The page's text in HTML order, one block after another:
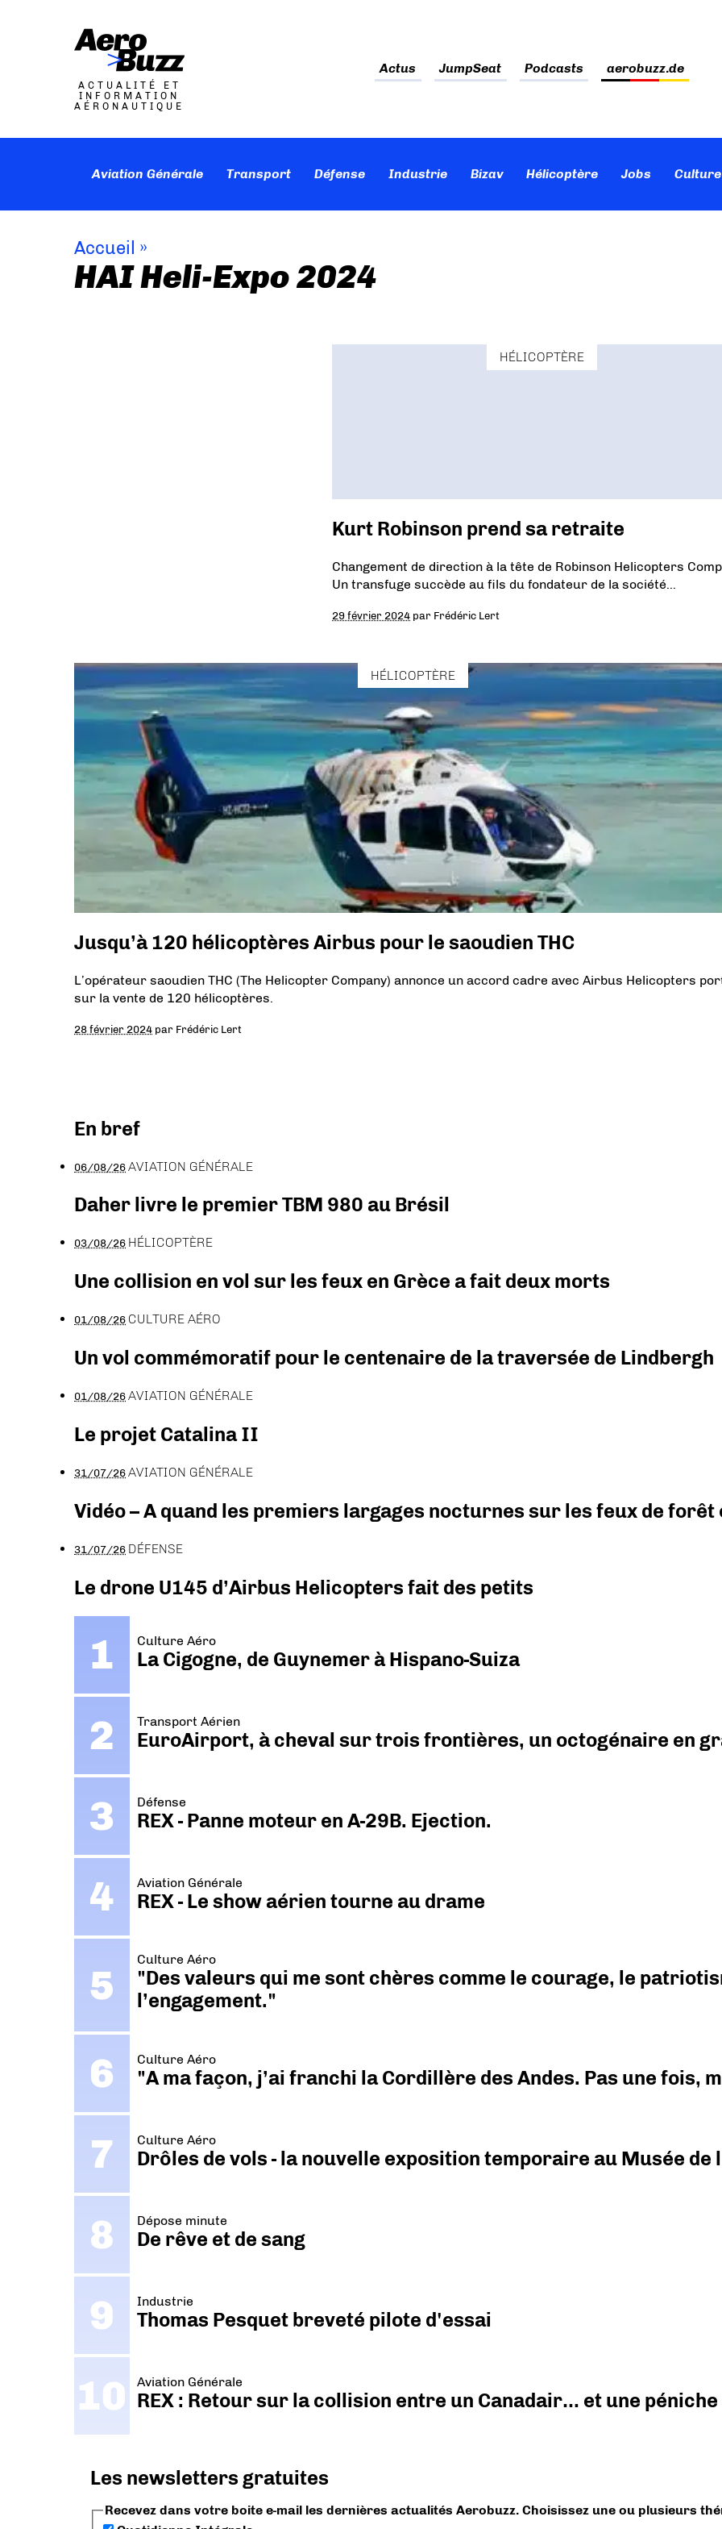
ACTUALITÉ ET
INFORMATION
AÉRONAUTIQUE
Actus JumpSeat Podcasts aerobuzz.de
Aviation Générale Transport Défense Industrie Bizav Hélicoptère Jobs
Accueil »
HAI Heli-Expo 2024
HÉLICOPTÈRE
Kurt Robinson prend sa retraite
Changement de direction à la tête de Robinson Helicopters
Un transfuge succède au fils du fondateur de la société…
29 février 2024 par Frédéric Lert
HÉLICOPTÈRE
Jusqu’à 120 hélicoptères Airbus pour le saoudien THC
L’opérateur saoudien THC (The Helicopter Company) annonce un accord cadre avec Airbus Helicopters
sur la vente de 120 hélicoptères.
28 février 2024 par Frédéric Lert
En bref
06/08/26AVIATION GÉNÉRALE
Daher livre le premier TBM 980 au Brésil
03/08/26 HÉLICOPTÈRE
Une collision en vol sur les feux en Grèce a fait deux morts
01/08/26 CULTURE AÉRO
Un vol commémoratif pour le centenaire de la traversée de Lindbergh
01/08/26AVIATION GÉNÉRALE
Le projet Catalina II
31/07/26AVIATION GÉNÉRALE
Vidéo – A quand les premiers largages nocturnes sur les feux de forêt
31/07/26 DÉFENSE
Le drone U145 d’Airbus Helicopters fait des petits
Culture Aéro
La Cigogne, de Guynemer à Hispano-Suiza
Transport Aérien
EuroAirport, à cheval sur trois frontières, un octogénaire en
Défense
REX - Panne moteur en A-29B. Ejection.
Aviation Générale
REX - Le show aérien tourne au drame
Culture Aéro
"Des valeurs qui me sont chères comme le courage, le
l’engagement."
Culture Aéro
"A ma façon, j’ai franchi la Cordillère des Andes. Pas une fois,
Culture Aéro
Drôles de vols - la nouvelle exposition temporaire au Musée de
Dépose minute
De rêve et de sang
Industrie
Thomas Pesquet breveté pilote d'essai
Aviation Générale
REX : Retour sur la collision entre un Canadair… et une péniche
Les newsletters gratuites
Recevez dans votre boite e-mail les dernières actualités Aerobuzz. Choisissez une ou plusieurs